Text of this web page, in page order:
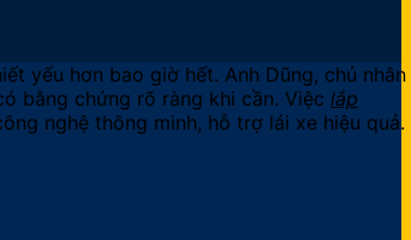
yếu hơn bao giờ hết. Anh Dũng, chủ nhân
bằng chứng rõ ràng khi cần. Việc lắp
nghệ thông minh, hỗ trợ lái xe hiệu quả.